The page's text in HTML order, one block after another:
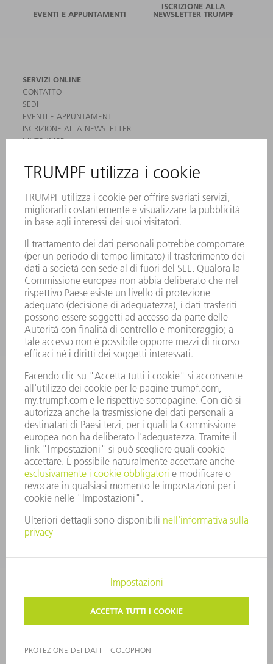
EVENTI E APPUNTAMENTI
ISCRIZIONE ALLA
NEWSLETTER TRUMPF
SERVIZI ONLINE
CONTATTO
SEDI
EVENTI E APPUNTAMENTI
ISCRIZIONE ALLA NEWSLETTER
MYTRUMPF
PRODOTTI
MACCHINE & SISTEMI
ELETTRONICA DI POTENZA
MACCHINE UTENSILI ELETTRICHE
SMART FACTORY
SOFTWARE
SERVICES
APPLICAZIONI
SETTORI
L'AZIENDA
CARRIERA
OFFERTE DI LAVORO
PROFILO DELL'AZIENDA
PRESIDENZA
RELAZIONE DI BILANCIO
PRINCIPI AZIENDALI
COMPLIANCE
SISTEMA DI WHISTLEBLOWING
SECURITY
COMUNICATI STAMPA
RIVISTE
SOSTENIBILITÀ
CLIMA E AMBIENTE
IMPEGNO SOCIALE E COMUNITARIO
GOVERNANCE AZIENDALE
COPYRIGHT E MARCHIO
CONDIZIONI GENERALI DI VENDITA
IMPOSTAZIONI SFERA PRIVATA